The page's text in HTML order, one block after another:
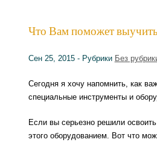
Что Вам поможет
Сен 25, 2015 - Рубрики Без
Сегодня я хочу напомнить, как
специальные инструменты и
Если вы серьезно решили
этого оборудованием. Вот что